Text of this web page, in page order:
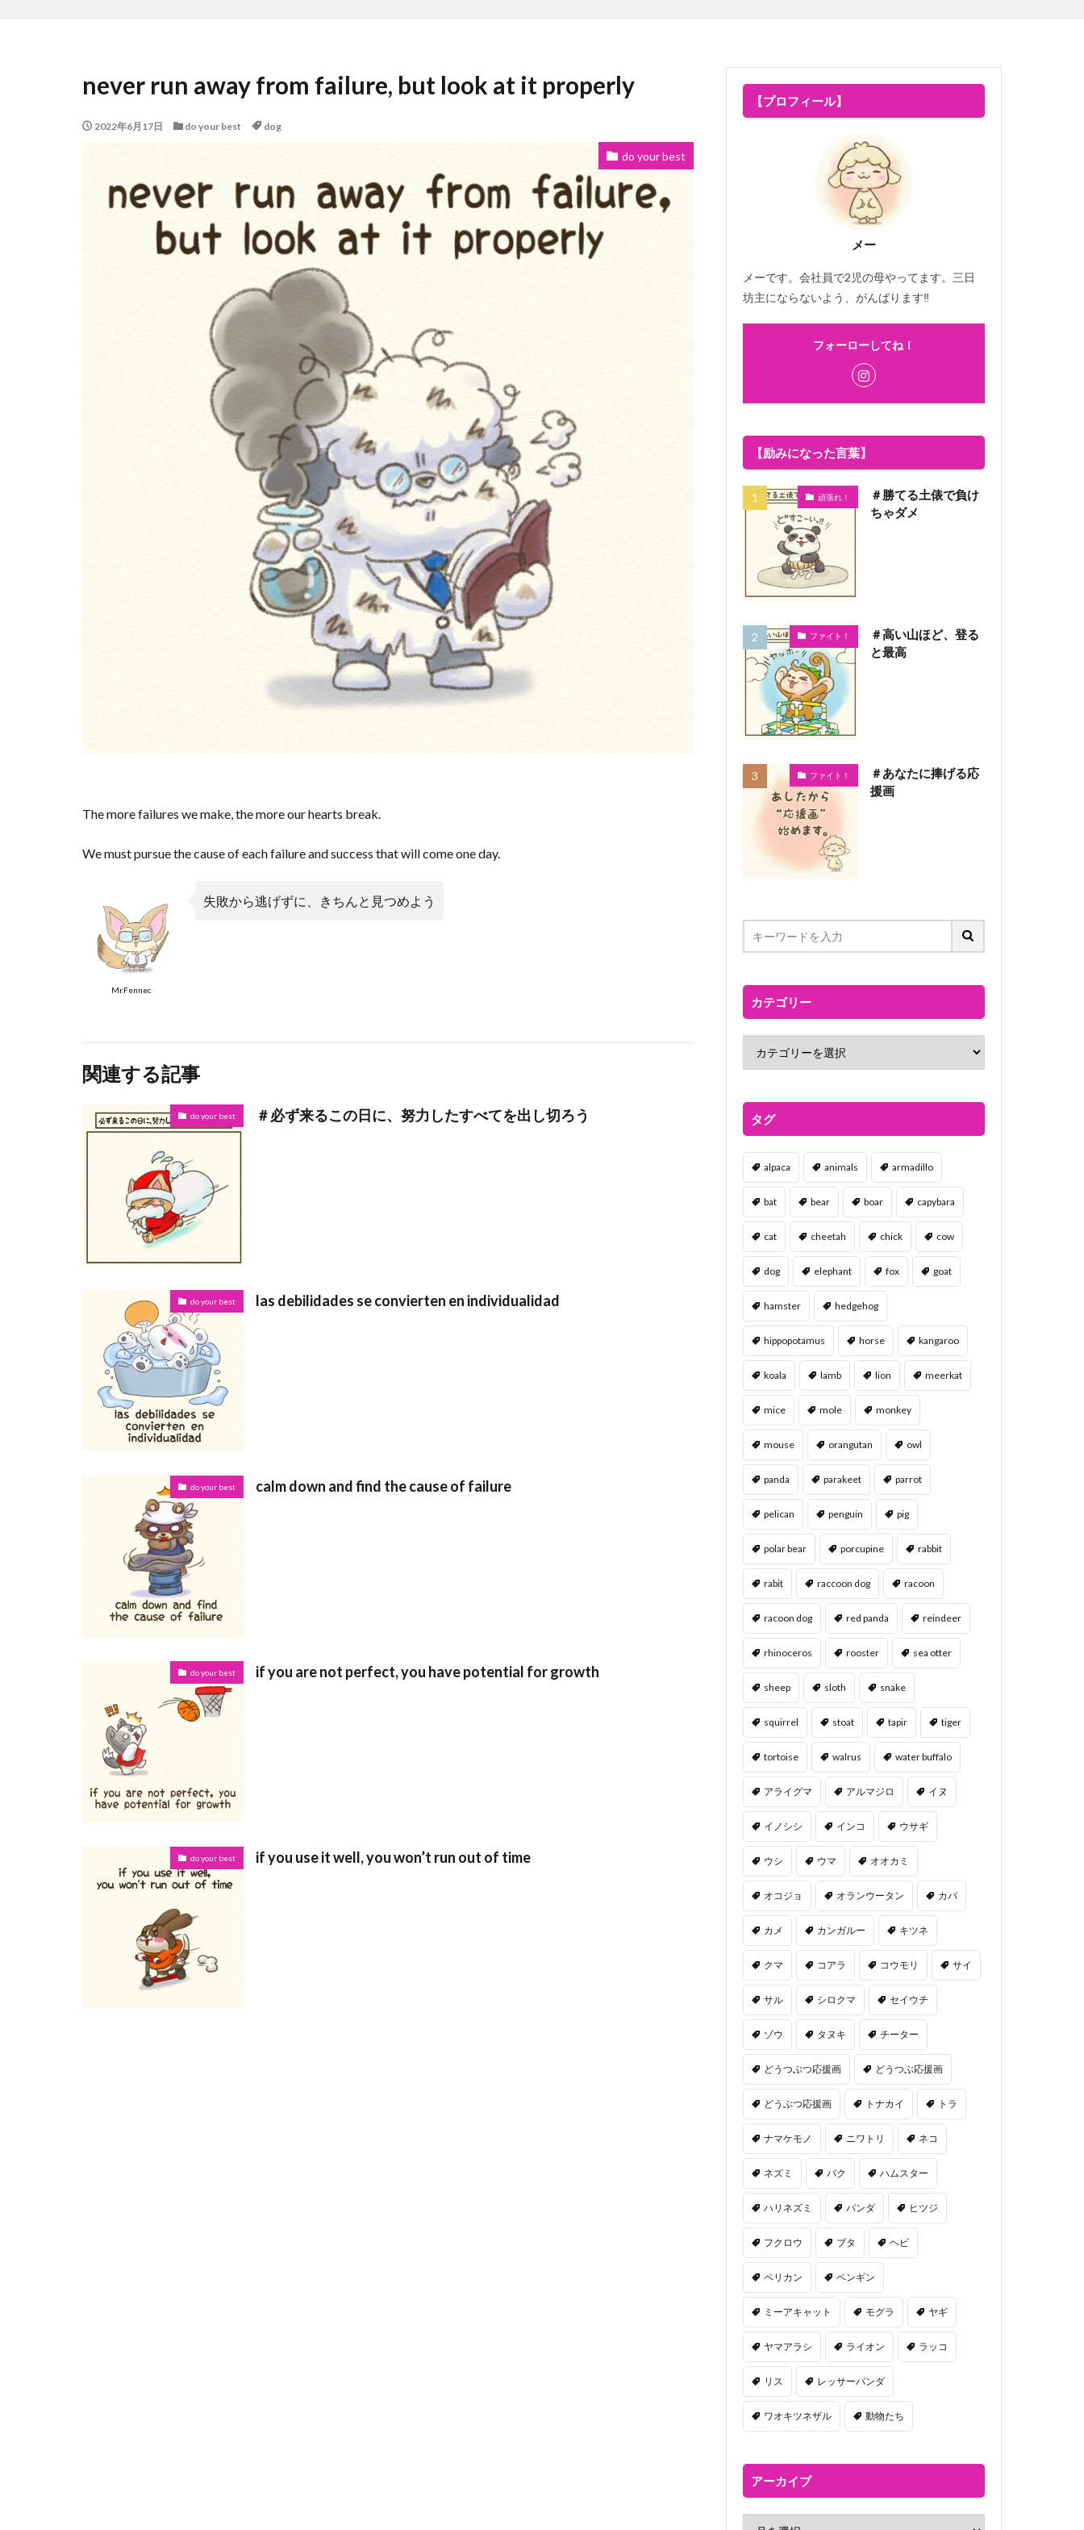
never run away from failure, but look at it properly
2022年6月17日 do your best dog
do your best
The more failures we make, the more our hearts break.
We must pursue the cause of each failure and success that will come one day.
Mr.Fennec
失敗から逃げずに、きちんと見つめよう
関連する記事
do your best ＃必ず来るこの日に、努力したすべてを出し切ろう
do your best las debilidades se convierten en individualidad
do your best calm down and find the cause of failure
do your best if you are not perfect, you have potential for growth
do your best if you use it well, you won’t run out of time
【プロフィール】
メー
メーです。会社員で2児の母やってます。三日
坊主にならないよう、がんばります‼
フォーローしてね！
【励みになった言葉】
頑張れ！
＃勝てる土俵で負け
ちゃダメ
ファイト！
＃高い山ほど、登る
と最高
ファイト！
＃あなたに捧げる応
援画
カテゴリー
タグ
alpaca animals armadillo
bat bear boar capybara
cat cheetah chick cow
dog elephant fox goat
hamster hedgehog
hippopotamus horse kangaroo
koala lamb lion meerkat
mice mole monkey
mouse orangutan owl
panda parakeet parrot
pelican penguin pig
polar bear porcupine rabbit
rabit raccoon dog racoon
racoon dog red panda reindeer
rhinoceros rooster sea otter
sheep sloth snake
squirrel stoat tapir tiger
tortoise walrus water buffalo
アライグマ アルマジロ イヌ
イノシシ インコ ウサギ
ウシ ウマ オオカミ
オコジョ オランウータン カバ
カメ カンガルー キツネ
クマ コアラ コウモリ サイ
サル シロクマ セイウチ
ゾウ タヌキ チーター
どうつぶつ応援画 どうつぶ応援画
どうぶつ応援画 トナカイ トラ
ナマケモノ ニワトリ ネコ
ネズミ バク ハムスター
ハリネズミ パンダ ヒツジ
フクロウ ブタ ヘビ
ペリカン ペンギン
ミーアキャット モグラ ヤギ
ヤマアラシ ライオン ラッコ
リス レッサーパンダ
ワオキツネザル 動物たち
アーカイブ